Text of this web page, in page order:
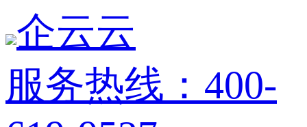
企云云
服务热线：400-